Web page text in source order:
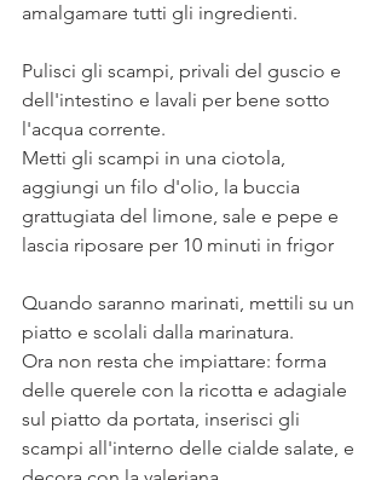
amalgamare tutti gli ingredienti.
Pulisci gli scampi, privali del guscio e
dell'intestino e lavali per bene sotto
l'acqua corrente.
Metti gli scampi in una ciotola,
aggiungi un filo d'olio, la buccia
grattugiata del limone, sale e pepe e
lascia riposare per 10 minuti in frigor
Quando saranno marinati, mettili su un
piatto e scolali dalla marinatura.
Ora non resta che impiattare: forma
delle querele con la ricotta e adagiale
sul piatto da portata, inserisci gli
scampi all'interno delle cialde salate, e